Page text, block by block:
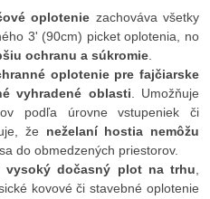
oplotenie zachováva všetky
3' (90cm) picket oplotenia, no
ochranu a súkromie
oplotenie pre fajčiarske
vyhradené oblasti . Umožňuje
podľa úrovne vstupeniek či
že neželaní hostia nemôžu
do obmedzených priestorov.
vysoký dočasný plot na trhu
kovové či stavebné oplotenie